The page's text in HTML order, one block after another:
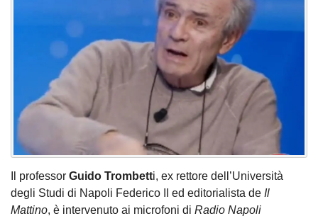
Il professor Guido Trombetti, ex rettore dell’Università
degli Studi di Napoli Federico II ed editorialista de Il
Mattino, è intervenuto ai microfoni di Radio Napoli